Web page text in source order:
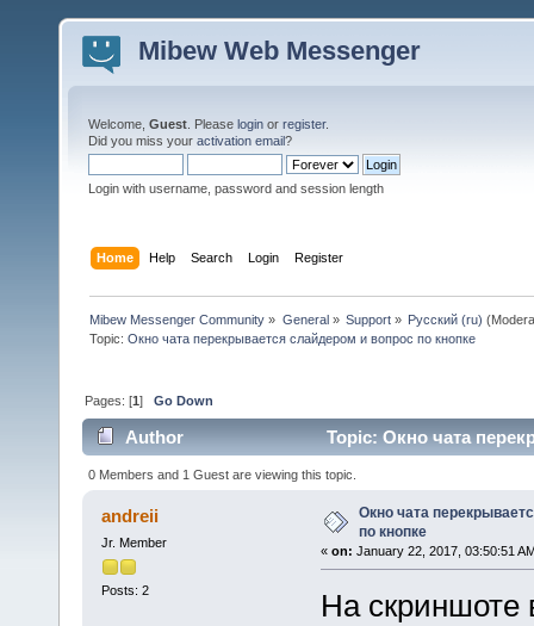
Mibew Web Messenger
Welcome, Guest . Please login or register.
Did you miss your activation email?
Login with username, password and session length
Home Help Search Login Register
Mibew Messenger Community » General» Support» Русский (ru)
Topic:Окно чата перекрывается слайдером и вопрос по кнопке
Pages: [1]Go Down
Author Topic: Окно чата
0 Members and 1 Guest are viewing this topic.
andreii
Jr. Member
Posts: 2
Окно чата
по кнопке
« on: January 22, 2017, 03:50:51
На скриншоте